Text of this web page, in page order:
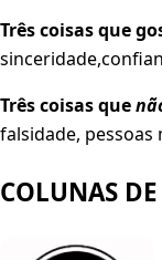
Três coisas que
Três coisas que
falsidade,
COLUNAS